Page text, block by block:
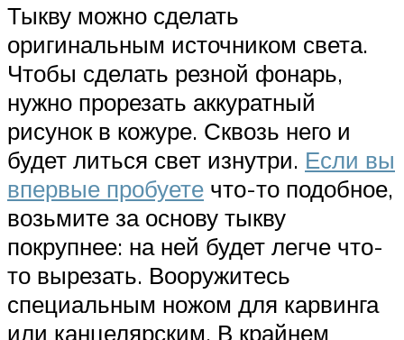
Тыкву можно сделать
оригинальным источником света.
Чтобы сделать резной фонарь,
нужно прорезать аккуратный
рисунок в кожуре. Сквозь него и
будет литься свет изнутри. Если вы
впервые пробуете что-то подобное,
возьмите за основу тыкву
покрупнее: на ней будет легче что-
то вырезать. Вооружитесь
специальным ножом для карвинга
или канцелярским. В крайнем